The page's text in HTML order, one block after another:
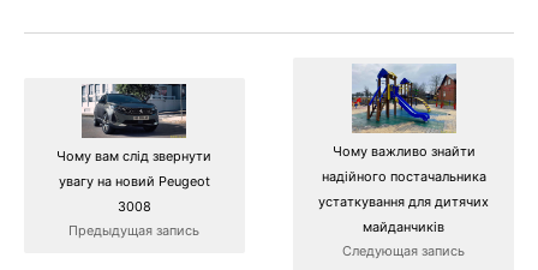
Чому вам слід звернути
увагу на новий Peugeot
3008
Предыдущая запись
Чому важливо знайти
надійного постачальника
устаткування для дитячих
майданчиків
Следующая запись